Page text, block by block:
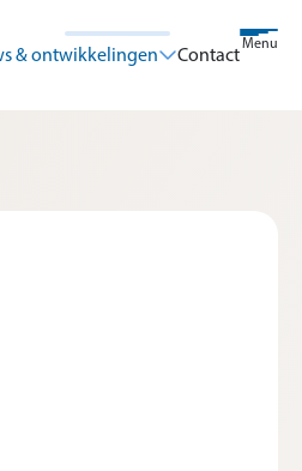
& ontwikkelingen ContactMenu